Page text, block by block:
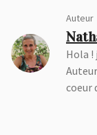
Auteur
Hola !
coeur